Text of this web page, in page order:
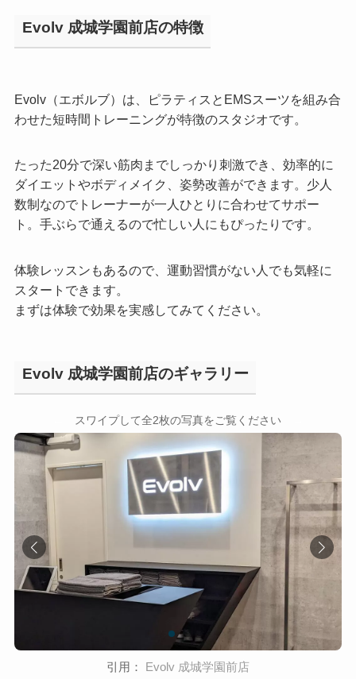
Evolv 成城学園前店の特徴
Evolv（エボルブ）は、ピラティスとEMSスーツを組み合
わせた短時間トレーニングが特徴のスタジオです。
たった20分で深い筋肉までしっかり刺激でき、効率的に
ダイエットやボディメイク、姿勢改善ができます。少人
数制なのでトレーナーが一人ひとりに合わせてサポー
ト。手ぶらで通えるので忙しい人にもぴったりです。
体験レッスンもあるので、運動習慣がない人でも気軽に
スタートできます。
まずは体験で効果を実感してみてください。
Evolv 成城学園前店のギャラリー
スワイプして全2枚の写真をご覧ください
引用： Evolv 成城学園前店